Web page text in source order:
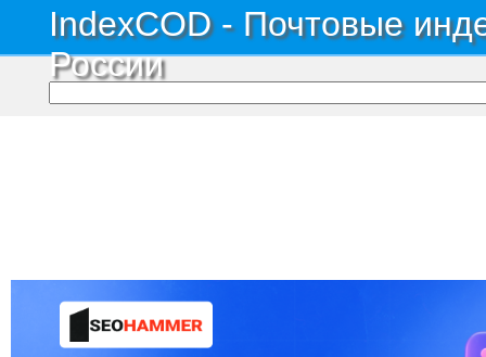
IndexCOD - Почтовые
России